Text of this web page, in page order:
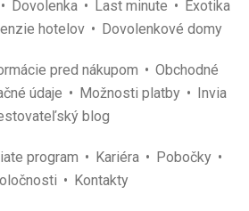
Dovolenka Last minute
Exotika
hotelov Dovolenkové domy
pred nákupom
Obchodné
údaje Možnosti platby
Invia
blog
program Kariéra
Pobočky
Kontakty